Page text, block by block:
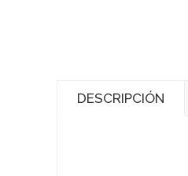
DESCRIPCIÓN